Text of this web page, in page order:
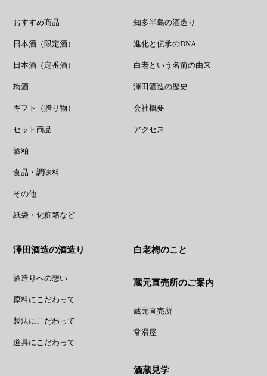
おすすめ商品
日本酒（限定酒）
日本酒（定番酒）
梅酒
ギフト（贈り物）
セット商品
酒粕
食品・調味料
その他
紙袋・化粧箱など
知多半島の酒造り
進化と伝承のDNA
白老という名前の由来
澤田酒造の歴史
会社概要
アクセス
澤田酒造の酒造り
酒造りへの想い
原料にこだわって
製法にこだわって
道具にこだわって
白老梅のこと
蔵元直売所のご案内
蔵元直売所
常滑屋
酒蔵見学